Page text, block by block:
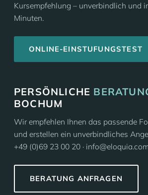
Kursempfehlung – unverbindlich und
Minuten.
ONLINE-EINSTUFUNGSTEST
PERSÖNLICHE
BOCHUM
Wir empfehlen Ihnen das passende
und erstellen ein unverbindliches
+49 (0)69 23 00 20 ·
BERATUNG ANFRAGEN